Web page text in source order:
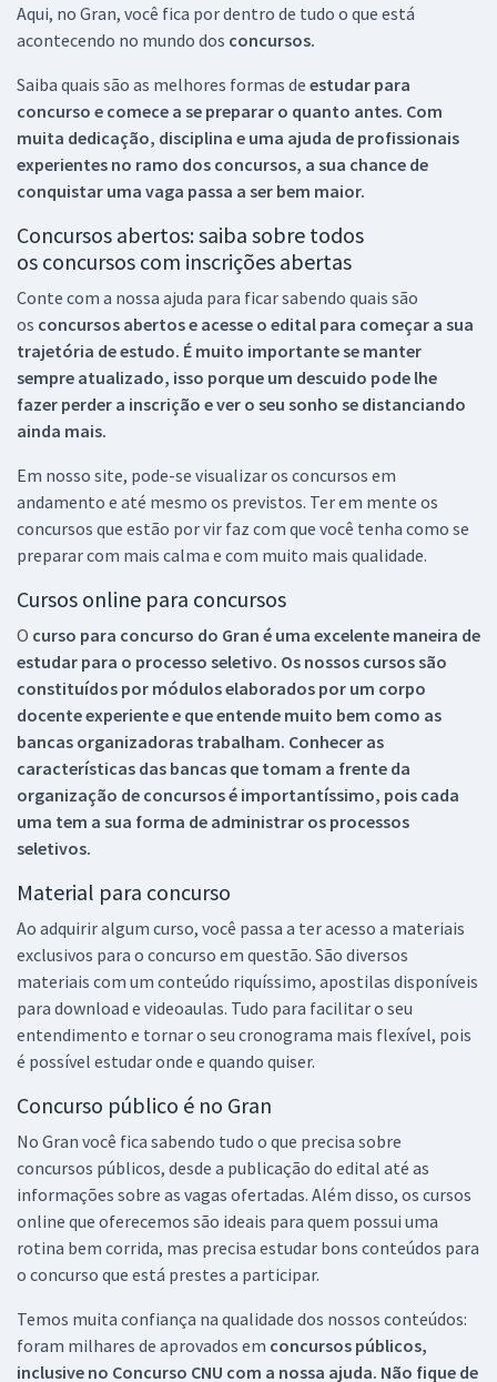
Aqui, no Gran, você fica por dentro de tudo o que está
acontecendo no mundo dos concursos.
Saiba quais são as melhores formas de estudar para
concurso e comece a se preparar o quanto antes. Com
muita dedicação, disciplina e uma ajuda de profissionais
experientes no ramo dos concursos, a sua chance de
conquistar uma vaga passa a ser bem maior.
Concursos abertos: saiba sobre todos
os concursos com inscrições abertas
Conte com a nossa ajuda para ficar sabendo quais são
os concursos abertos e acesse o edital para começar a sua
trajetória de estudo. É muito importante se manter
sempre atualizado, isso porque um descuido pode lhe
fazer perder a inscrição e ver o seu sonho se distanciando
ainda mais.
Em nosso site, pode-se visualizar os concursos em
andamento e até mesmo os previstos. Ter em mente os
concursos que estão por vir faz com que você tenha como se
preparar com mais calma e com muito mais qualidade.
Cursos online para concursos
O curso para concurso do Gran é uma excelente maneira de
estudar para o processo seletivo. Os nossos cursos são
constituídos por módulos elaborados por um corpo
docente experiente e que entende muito bem como as
bancas organizadoras trabalham. Conhecer as
características das bancas que tomam a frente da
organização de concursos é importantíssimo, pois cada
uma tem a sua forma de administrar os processos
seletivos.
Material para concurso
Ao adquirir algum curso, você passa a ter acesso a materiais
exclusivos para o concurso em questão. São diversos
materiais com um conteúdo riquíssimo, apostilas disponíveis
para download e videoaulas. Tudo para facilitar o seu
entendimento e tornar o seu cronograma mais flexível, pois
é possível estudar onde e quando quiser.
Concurso público é no Gran
No Gran você fica sabendo tudo o que precisa sobre
concursos públicos, desde a publicação do edital até as
informações sobre as vagas ofertadas. Além disso, os cursos
online que oferecemos são ideais para quem possui uma
rotina bem corrida, mas precisa estudar bons conteúdos para
o concurso que está prestes a participar.
Temos muita confiança na qualidade dos nossos conteúdos:
foram milhares de aprovados em concursos públicos,
inclusive no Concurso CNU com a nossa ajuda. Não fique de